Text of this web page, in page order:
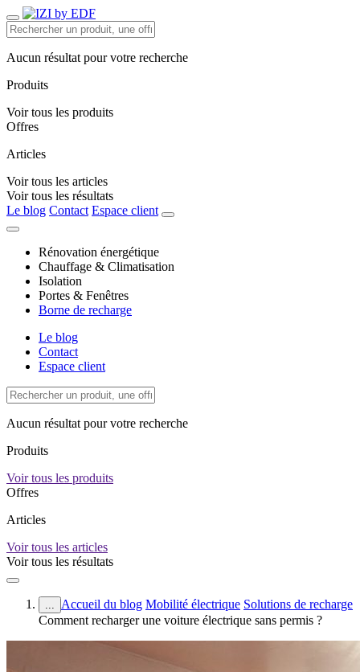
Aucun résultat pour votre recherche
Produits
Voir tous les produits
Offres
Articles
Voir tous les articles
Voir tous les résultats
Le blog Contact Espace client
Rénovation énergétique
Chauffage & Climatisation
Isolation
Portes & Fenêtres
Borne de recharge
Le blog
Contact
Espace client
Aucun résultat pour votre recherche
Produits
Voir tous les produits
Offres
Articles
Voir tous les articles
Voir tous les résultats
... Accueil du blog Mobilité électrique Solutions de recharge
Comment recharger une voiture électrique sans permis ?